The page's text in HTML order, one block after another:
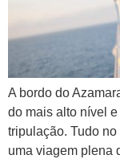
A bordo do
do mais alto nível
tripulação. Tudo
uma viagem plena